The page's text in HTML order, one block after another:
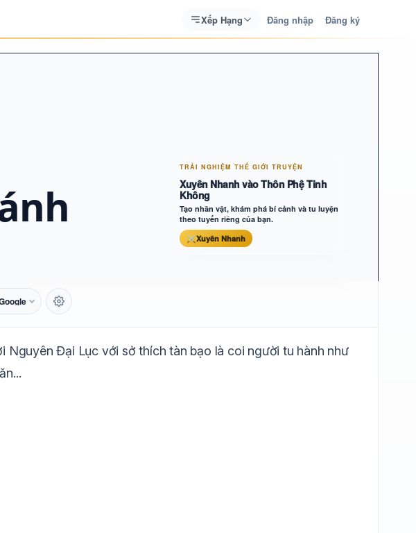
Xếp Hạng Đăng nhập Đăng ký
TRẢI NGHIỆM THẾ GIỚI TRUYỆN
Xuyên Nhanh vào Thôn Phệ Tinh
Không
Tạo nhân vật, khám phá bí cảnh và tu luyện
theo tuyến riêng của bạn.
⚔Xuyên Nhanh
Đại Lục với sở thích tàn bạo là coi người tu hành như